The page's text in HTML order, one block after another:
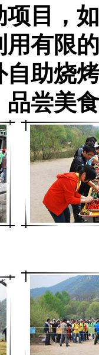
目，
有限
助烧
品尝美